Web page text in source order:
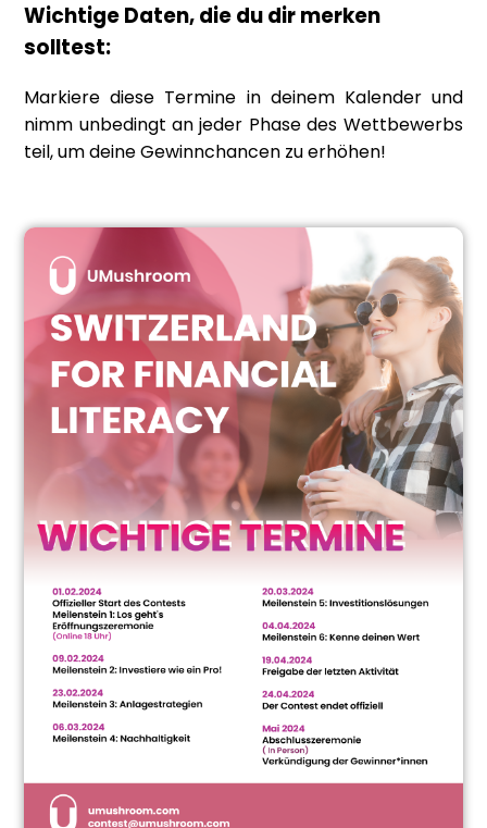
Wichtige Daten, die du dir merken
solltest:
Markiere diese Termine in deinem Kalender und
nimm unbedingt an jeder Phase des Wettbewerbs
teil, um deine Gewinnchancen zu erhöhen!